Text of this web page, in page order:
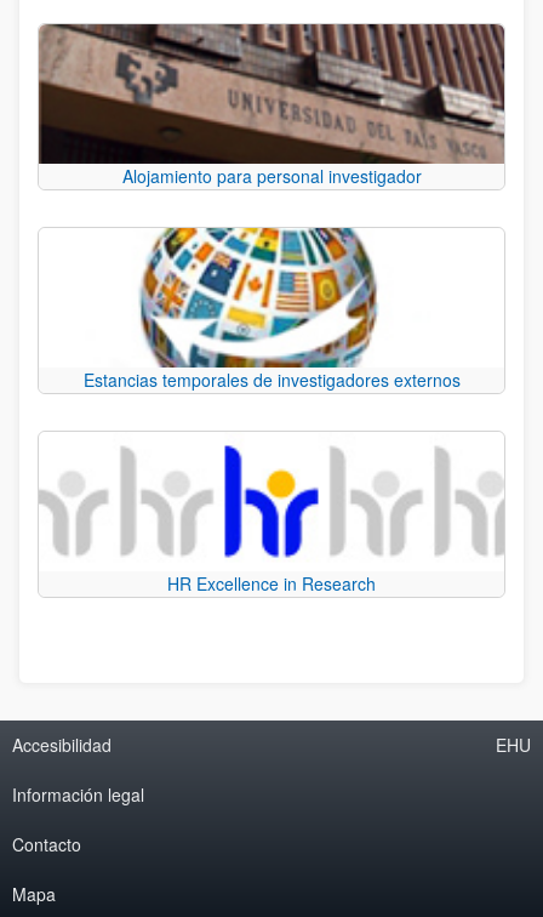
Alojamiento para personal investigador
Estancias temporales de investigadores externos
HR Excellence in Research
Accesibilidad
Información legal
Contacto
Mapa
EHU